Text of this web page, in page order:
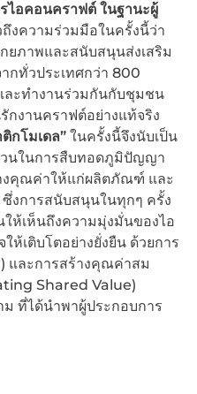
ไอคอนคราฟต์ ในฐานะผู้
ถึงความร่วมมือในครั้งนี้ว่า
ยภาพและสนับสนุนส่งเสริม
กทั่วประเทศกว่า 800
ะทำงานร่วมกันกับชุมชน
งานคราฟต์อย่างแท้จริง
ติกโมเดล” ในครั้งนี้จึงนับเป็น
นในการสืบทอดภูมิปัญญา
งคุณค่าให้แก่ผลิตภัณฑ์ และ
งการสนับสนุนในทุกๆ ครั้ง
ห้เห็นถึงความมุ่งมั่นของไอ
ห้เติบโตอย่างยั่งยืน ด้วยการ
และการสร้างคุณค่าสม
Shared Value)
ที่ได้นำพาผู้ประกอบการ